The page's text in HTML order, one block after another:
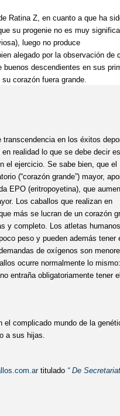
Ratina Z, en cuanto a que ha
su progenie no es muy
luego no produce
alegado por la observación de
descendientes en sus
corazón fuera grande.
transcendencia en los éxitos
realidad lo que se debe decir
el ejercicio. Se sabe bien, que el
(“corazón grande”) mayor,
EPO (eritropoyetina), que
Los caballos que realizan en
más se lucran de un corazón
y completo. Los atletas
peso y pueden además tener
de oxígenos son
ocurre normalmente lo
entraña obligatoriamente tener el
el complicado mundo de la
a sus hijas.
titulado “ De